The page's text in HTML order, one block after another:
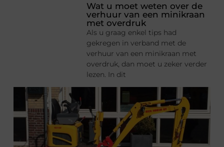
Wat u moet weten over de
verhuur van een minikraan
met overdruk
Als u graag enkel tips had
gekregen in verband met de
verhuur van een minikraan met
overdruk, dan moet u zeker verder
lezen. In dit